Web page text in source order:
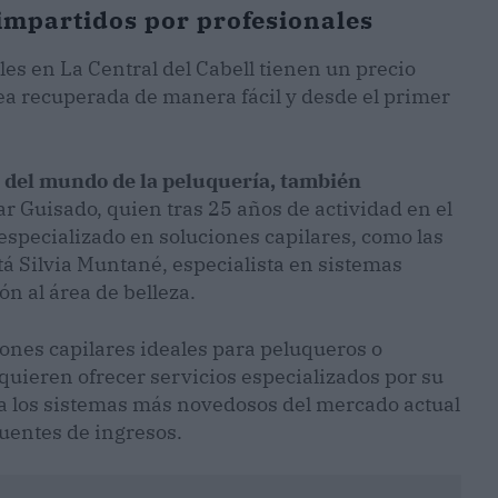
por profesionales
en La Central del Cabell tienen un precio
recuperada de manera fácil y desde el primer
mundo de la peluquería, también
Guisado, quien tras 25 años de actividad en el
en soluciones capilares, como las
Silvia Muntané, especialista en sistemas
al área de belleza.
capilares ideales para peluqueros o
ofrecer servicios especializados por su
los sistemas más novedosos del mercado actual
de ingresos.